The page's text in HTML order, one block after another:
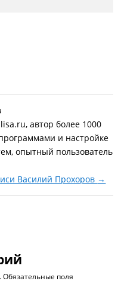
автор более 1000
и настройке
опытный пользователь
Василий Прохоров →
Обязательные поля